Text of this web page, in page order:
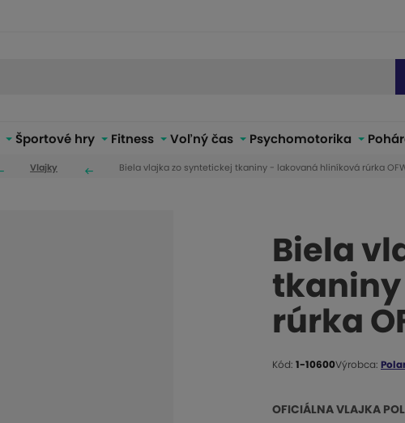
Športové hry Fitness Voľný čas Psychomotorika
Vlajky Biela vlajka zo syntetickej tkaniny - lakovaná hliníková rúrka
Biela
rúrka
Kód: 1-10600
d
Výrobca:
OFICIÁLNA VLAJKA